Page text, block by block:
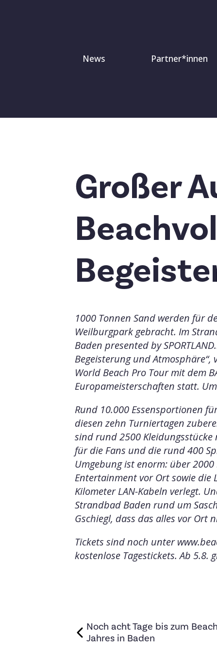
News Partner*innen
Großer
1000 Tonnen Sand werden für
Weilburgpark gebracht. Im
Baden presented by
Begeisterung und Atmosphäre“,
World Beach Pro Tour mit dem
Europameisterschaften statt.
Rund 10.000 Essensportionen
diesen zehn Turniertagen
sind rund 2500
für die Fans und die rund 400
Umgebung ist enorm: über
Entertainment vor Ort sowie die
Kilometer LAN-Kabeln verlegt.
Strandbad Baden rund um
Gschiegl, dass das alles vor Ort
Tickets sind noch unter
kostenlose Tagestickets. Ab 5.8.
Noch acht Tage bis zum
Jahres in Baden